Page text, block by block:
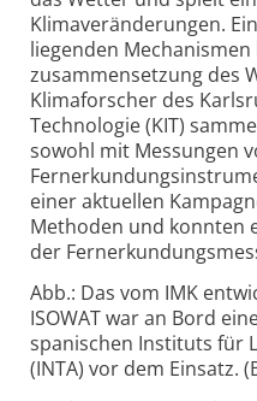
Klimaveränderungen.
liegenden
zusammensetzung des
Klimaforscher des
Technologie (KIT)
sowohl mit Messungen
einer aktuellen
Methoden und konnten
der
Abb.: Das vom IMK
ISOWAT war an Bord
spanischen Instituts für
(INTA) vor dem Einsatz.